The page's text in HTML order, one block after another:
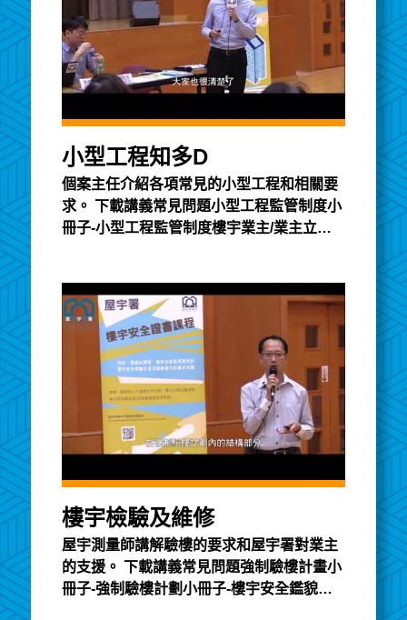
小型工程知多D
個案主任介紹各項常見的小型工程和相關要
求。 下載講義常見問題小型工程監管制度小
冊子-小型工程監管制度樓宇業主/業主立案
樓宇檢驗及維修
屋宇測量師講解驗樓的要求和屋宇署對業主
的支援。 下載講義常見問題強制驗樓計畫小
冊子-強制驗樓計劃小冊子-樓宇安全鑑貌辨